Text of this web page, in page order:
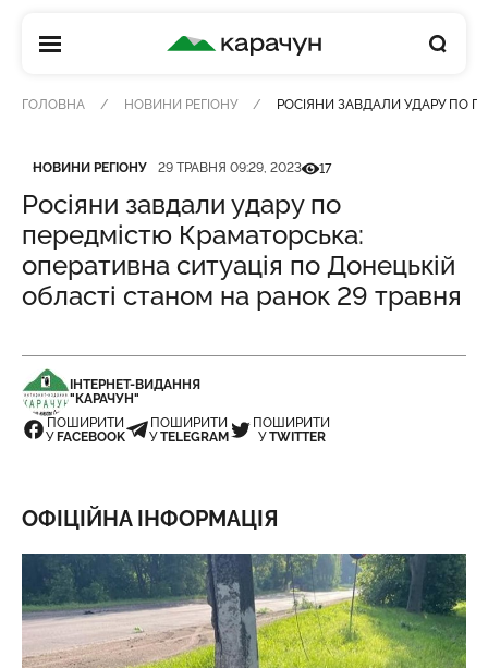
КАРАЧУН
ГОЛОВНА НОВИНИ РЕГІОНУ РОСІЯНИ ЗАВДАЛИ УДАРУ ПО
Категорія
НОВИНИ РЕГІОНУ
Дата публікації 29 ТРАВНЯ 09:29, 2023Кількість переглядів
17
Росіяни завдали удару по
передмістю Краматорська:
оперативна ситуація по Донецькій
області станом на ранок 29 травня
ІНТЕРНЕТ-ВИДАННЯ
"КАРАЧУН"
ПОШИРИТИ
У FACEBOOK
ПОШИРИТИ
УTELEGRAM
ПОШИРИТИ
УTWITTER
ОФІЦІЙНА ІНФОРМАЦІЯ